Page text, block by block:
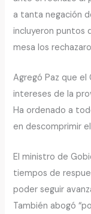
a tanta negación
incluyeron puntos
mesa los
Agregó Paz que el
intereses de la
Ha ordenado a
en descomprimir
El ministro de
tiempos de
poder seguir
También abogó